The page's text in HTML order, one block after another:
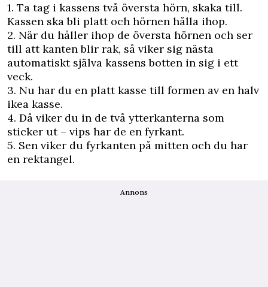
1. Ta tag i kassens två översta hörn, skaka till.
Kassen ska bli platt och hörnen hålla ihop.
2. När du håller ihop de översta hörnen och ser
till att kanten blir rak, så viker sig nästa
automatiskt själva kassens botten in sig i ett
veck.
3. Nu har du en platt kasse till formen av en halv
ikea kasse.
4. Då viker du in de två ytterkanterna som
sticker ut – vips har de en fyrkant.
5. Sen viker du fyrkanten på mitten och du har
en rektangel.
Annons